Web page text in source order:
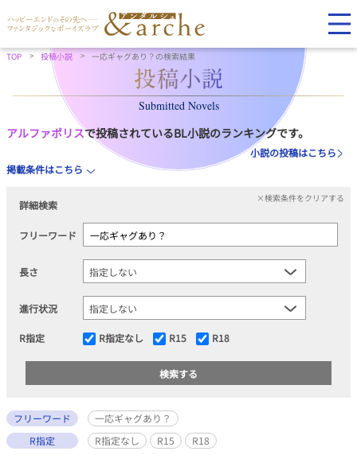
TOP 投稿小説 一応ギャグあり？の検索結果
Submitted Novels
アルファポリスで投稿されているBL小説のランキングです。
小説の投稿はこちら
掲載条件はこちら
詳細検索
×検索条件をクリアする
フリーワード
長さ
進行状況
R指定 R指定なし R15 R18
フリーワード
一応ギャグあり？
R指定
R指定なし R15 R18